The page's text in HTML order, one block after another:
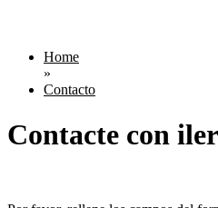
Home
»
Contacto
Contacte con